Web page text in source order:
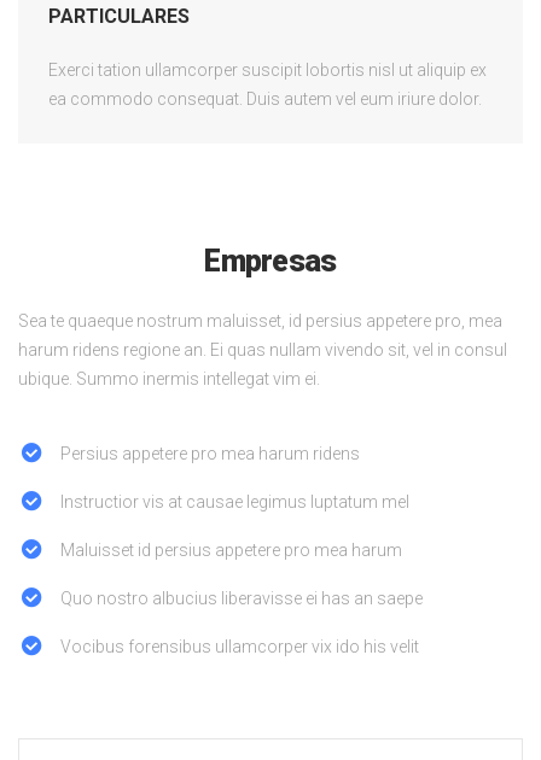
PARTICULARES
Exerci tation ullamcorper suscipit lobortis nisl ut aliquip ex
ea commodo consequat. Duis autem vel eum iriure dolor.
Empresas
Sea te quaeque nostrum maluisset, id persius appetere pro, mea
harum ridens regione an. Ei quas nullam vivendo sit, vel in consul
ubique. Summo inermis intellegat vim ei.
Persius appetere pro mea harum ridens
Instructior vis at causae legimus luptatum mel
Maluisset id persius appetere pro mea harum
Quo nostro albucius liberavisse ei has an saepe
Vocibus forensibus ullamcorper vix ido his velit